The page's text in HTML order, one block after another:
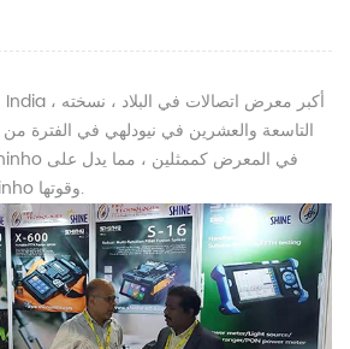
أحدث تقنيات منتجات Shinho وقوتها.